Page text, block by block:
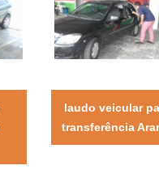
laudo veicular
transferência